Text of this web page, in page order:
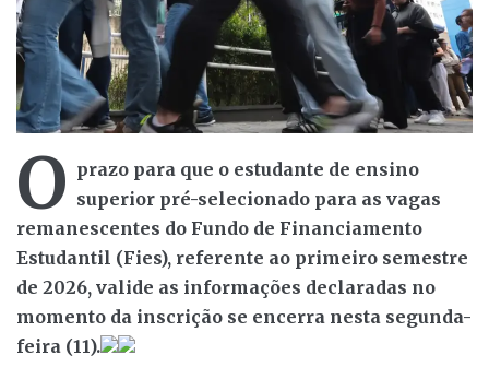
O prazo para que o estudante de ensino
superior pré-selecionado para as vagas
remanescentes do Fundo de Financiamento
Estudantil (Fies), referente ao primeiro semestre
de 2026, valide as informações declaradas no
momento da inscrição se encerra nesta segunda-
feira (11).